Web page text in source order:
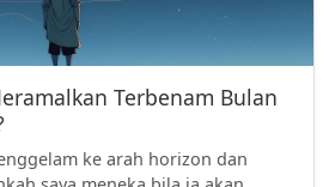
Terbenam Bulan
ke arah horizon dan